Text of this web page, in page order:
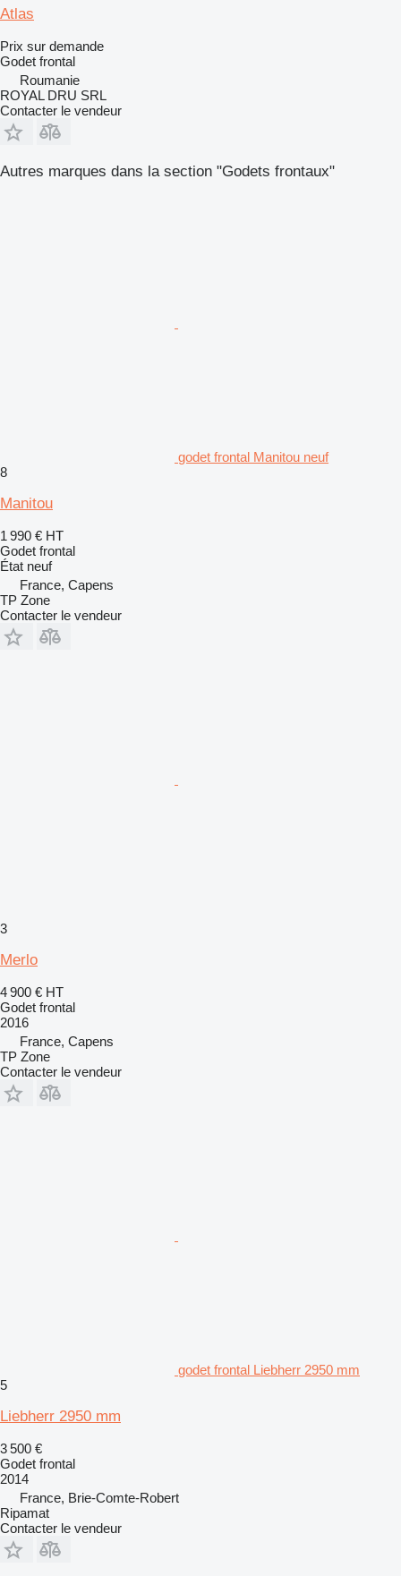
Atlas
Prix sur demande
Godet frontal
Roumanie
ROYAL DRU SRL
Contacter le vendeur
Autres marques dans la section "Godets frontaux"
godet frontal Manitou neuf
8
Manitou
1 990 € HT
Godet frontal
État neuf
France, Capens
TP Zone
Contacter le vendeur
3
Merlo
4 900 € HT
Godet frontal
2016
France, Capens
TP Zone
Contacter le vendeur
godet frontal Liebherr 2950 mm
5
Liebherr 2950 mm
3 500 €
Godet frontal
2014
France, Brie-Comte-Robert
Ripamat
Contacter le vendeur